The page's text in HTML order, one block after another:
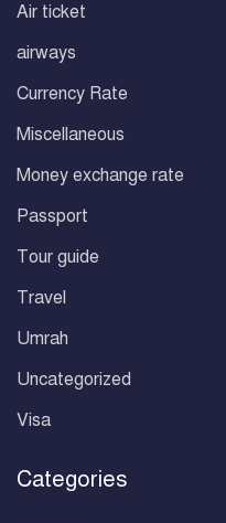
Air ticket
airways
Currency Rate
Miscellaneous
Money exchange rate
Passport
Tour guide
Travel
Umrah
Uncategorized
Visa
Categories